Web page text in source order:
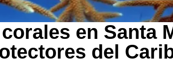
en Santa
del